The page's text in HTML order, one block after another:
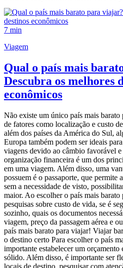
7 min
Viagem
Qual o país mais
Descubra os melhores
econômicos
Não existe um único país mais barato
de fatores como localização e custo
além dos países da América do Sul,
Europa também podem ser ideais
viagens devido ao câmbio favorável
organização financeira é um dos
em uma viagem. Além disso, uma
possuem é o passaporte, que permite
sem a necessidade de visto,
maior. Ao escolher o país mais barato
pesquisas sobre custo de vida, se é
sozinho, quais os documentos
viagem, preço da passagem aérea e
país mais barato para viajar! Viajar
o destino certo Para escolher o país
importante estabelecer um
sólido. Além disso, é importante ser
locais de destino, pesquisar com